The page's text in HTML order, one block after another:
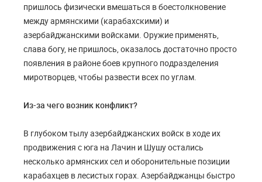
пришлось физически вмешаться в боестолкновение
между армянскими (карабахскими) и
азербайджанскими войсками. Оружие применять,
слава богу, не пришлось, оказалось достаточно просто
появления в районе боев крупного подразделения
миротворцев, чтобы развести всех по углам.
Из-за чего возник конфликт?
В глубоком тылу азербайджанских войск в ходе их
продвижения с юга на Лачин и Шушу остались
несколько армянских сел и оборонительные позиции
карабахцев в лесистых горах. Азербайджанцы быстро